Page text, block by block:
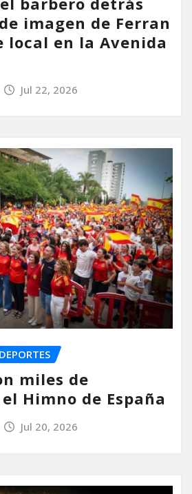
imagen de Ferran
local en la Avenida
Jul 22, 2026
DEPORTES
miles de
Himno de España
Jul 20, 2026